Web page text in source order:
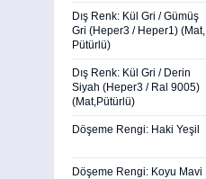
Dış Renk: Kül Gri / Gümüş
Gri (Heper3 / Heper1) (Mat,
Pütürlü)
Dış Renk: Kül Gri / Derin
Siyah (Heper3 / Ral 9005)
(Mat,Pütürlü)
Döşeme Rengi: Haki Yeşil
Döşeme Rengi: Koyu Mavi